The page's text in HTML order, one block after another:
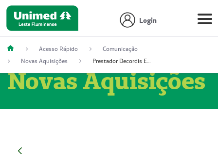
Login
Acesso Rápido
Comunicação
Novas Aquisições
Prestador Decordis Exames Cardiológicos LTDA (51004347-4)
Novas Aquisições